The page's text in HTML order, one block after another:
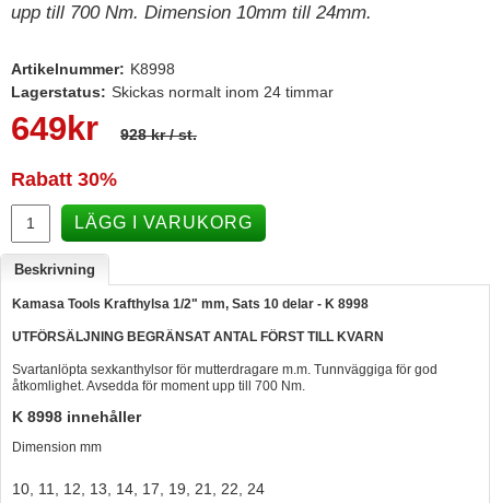
Mercury Servicedelar
Garmin
Lowrance
Humminbird
Simrad
B&G
Båttillbehör
Hummertina
CTEK - Batteriladdare
upp till 700 Nm. Dimension 10mm till 24mm.
Artikelnummer: K8998
Lagerstatus: Skickas normalt inom 24 timmar
649 kr 928 kr/ st.
Rabatt 30%
LÄGG I VARUKORG
Beskrivning
Kamasa Tools Krafthylsa 1/2" mm, Sats 10 delar - K 8998
UTFÖRSÄLJNING BEGRÄNSAT ANTAL FÖRST TILL KVARN
Svartanlöpta sexkanthylsor för mutterdragare m.m. Tunnväggiga för god
åtkomlighet. Avsedda för moment upp till 700 Nm.
K 8998 innehåller
Dimension mm
10, 11, 12, 13, 14, 17, 19, 21, 22, 24